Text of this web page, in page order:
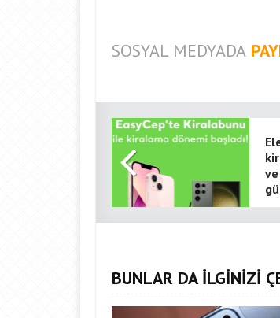
SOSYAL MEDYADA
BUNLAR DA İLGİNİZİ